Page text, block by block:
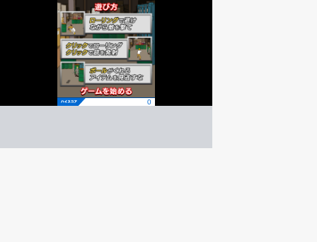
ローリング刑事
シューティング
ゲーム紹介 -ローリングで弾を避けよう！
ローリングで攻撃を避けながら敵を撃て！